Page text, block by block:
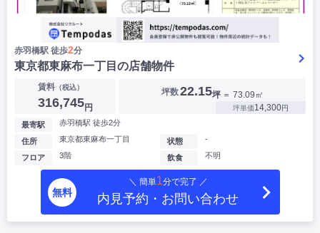
赤羽橋駅 徒歩2分
東京都東麻布一丁目の店舗物件
賃料（税込）
316,745円
坪数22.15坪 ＝ 73.09㎡
坪単価14,300円
最寄駅 赤羽橋駅 徒歩2分
住所 東京都東麻布一丁目
フロア 3階
状態 -
飲食 不明
無料
＼ 簡単1分で完了 ／
内見予約・お問い合わせ